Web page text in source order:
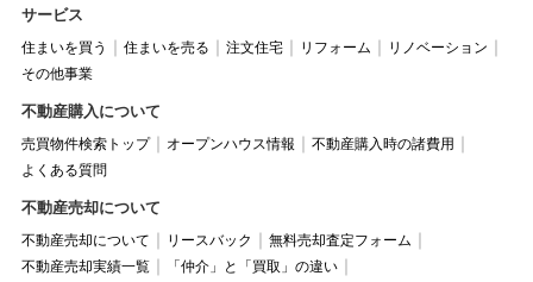
サービス
住まいを買う 住まいを売る 注文住宅 リフォーム
リノベーション
その他事業
不動産購入について
売買物件検索トップ オープンハウス情報
不動産購入時の諸費用
よくある質問
不動産売却について
不動産売却について リースバック
無料売却査定フォーム
不動産売却実績一覧
「仲介」と「買取」の違い